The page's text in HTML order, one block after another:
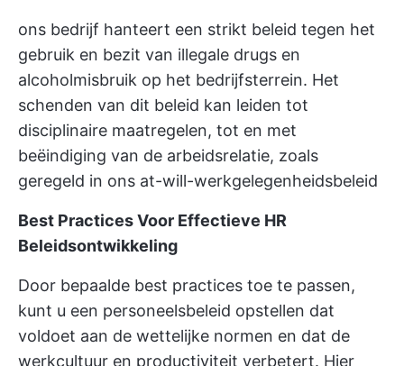
ons bedrijf hanteert een strikt beleid tegen het
gebruik en bezit van illegale drugs en
alcoholmisbruik op het bedrijfsterrein. Het
schenden van dit beleid kan leiden tot
disciplinaire maatregelen, tot en met
beëindiging van de arbeidsrelatie, zoals
geregeld in ons at-will-werkgelegenheidsbeleid
Best Practices Voor Effectieve HR
Beleidsontwikkeling
Door bepaalde best practices toe te passen,
kunt u een personeelsbeleid opstellen dat
voldoet aan de wettelijke normen en dat de
werkcultuur en productiviteit verbetert. Hier